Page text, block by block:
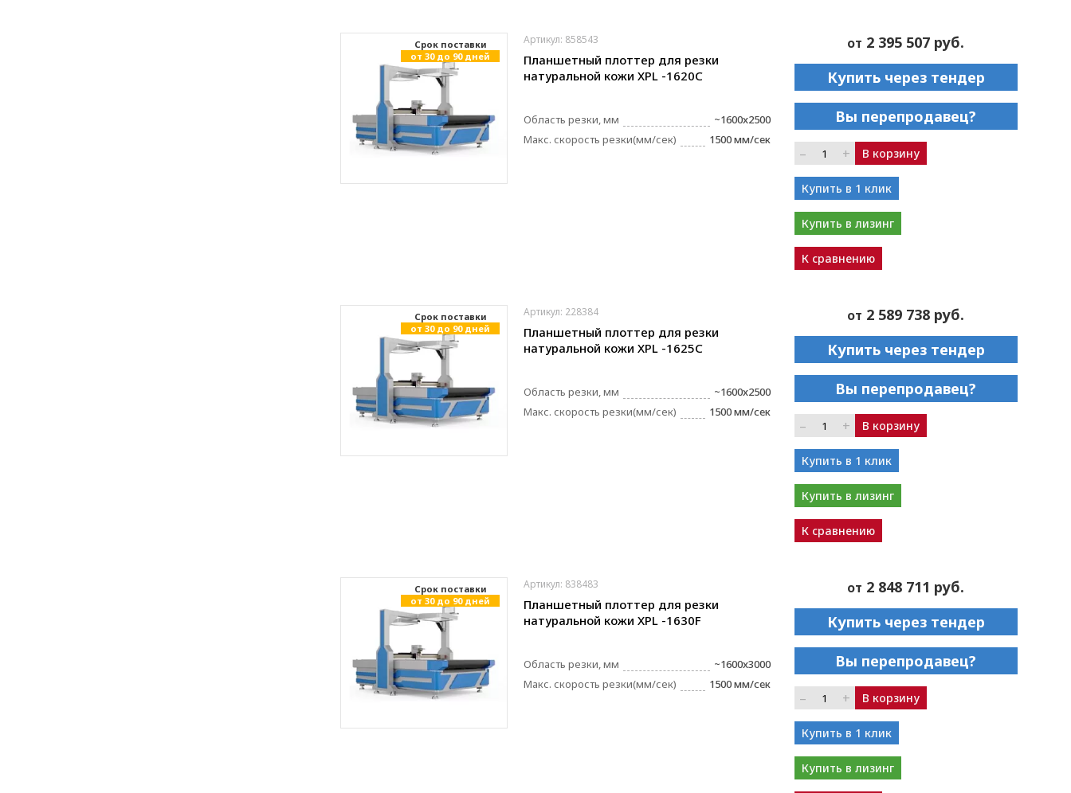
Cрок поставки
от 30 до 90 дней
Артикул: 858543
Планшетный плоттер для резки
натуральной кожи XPL -1620C
Область резки, мм
~1600x2500
Макс. скорость резки(мм/сек)
1500 мм/сек
от 2 395 507 руб.
Купить через тендер
Вы перепродавец?
– + В корзину
Купить в 1 клик
Купить в лизинг
К сравнению
Cрок поставки
от 30 до 90 дней
Артикул: 228384
Планшетный плоттер для резки
натуральной кожи XPL -1625C
Область резки, мм
~1600x2500
Макс. скорость резки(мм/сек)
1500 мм/сек
от 2 589 738 руб.
Купить через тендер
Вы перепродавец?
– + В корзину
Купить в 1 клик
Купить в лизинг
К сравнению
Cрок поставки
от 30 до 90 дней
Артикул: 838483
Планшетный плоттер для резки
натуральной кожи XPL -1630F
Область резки, мм
~1600x3000
Макс. скорость резки(мм/сек)
1500 мм/сек
от 2 848 711 руб.
Купить через тендер
Вы перепродавец?
– + В корзину
Купить в 1 клик
Купить в лизинг